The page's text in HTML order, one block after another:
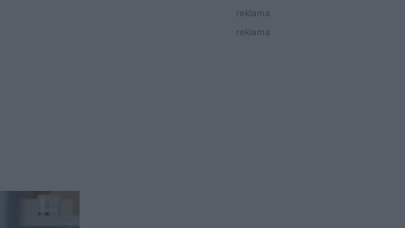
reklama
reklama